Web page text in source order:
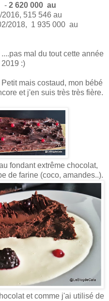
- 2 620 000 au
515 546 au
2018, 1 935 000 au
....pas mal du tout cette année
2019 :)
Petit mais costaud, mon bébé
et j'en suis très très fière.
fondant extrême chocolat,
de farine (coco, amandes..).
et comme j'ai utilisé de